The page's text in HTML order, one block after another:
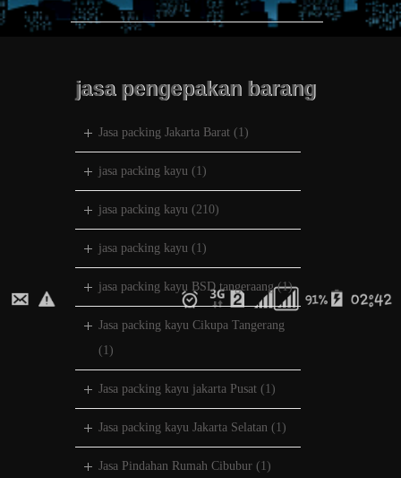
jasa pengepakan barang
Jasa packing Jakarta Barat (1)
jasa packing kayu (1)
jasa packing kayu (210)
jasa packing kayu (1)
jasa packing kayu BSD tangeraang(1)
Jasa packing kayu Cikupa Tangerang
(1)
Jasa packing kayu jakarta Pusat (1)
Jasa packing kayu Jakarta Selatan (1)
Jasa Pindahan Rumah Cibubur (1)